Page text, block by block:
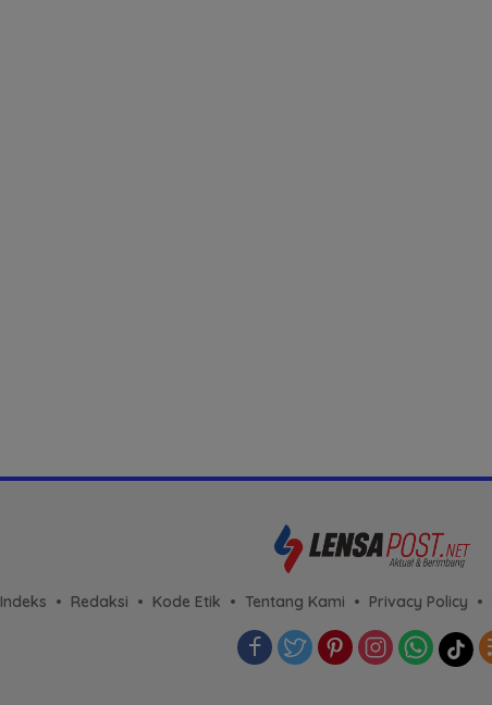
Indeks Redaksi Kode Etik Tentang Kami Privacy Policy